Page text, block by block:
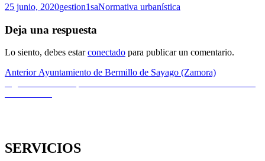
Publicado
25 junio, 2020Autor
gestion1saCategorías
Normativa urbanística
Deja una respuesta
Lo siento, debes estarconectado para publicar un comentario.
Navegación
de
Anterior Entrada
Ayuntamiento de Bermillo de Sayago (Zamora)
SERVICIOS